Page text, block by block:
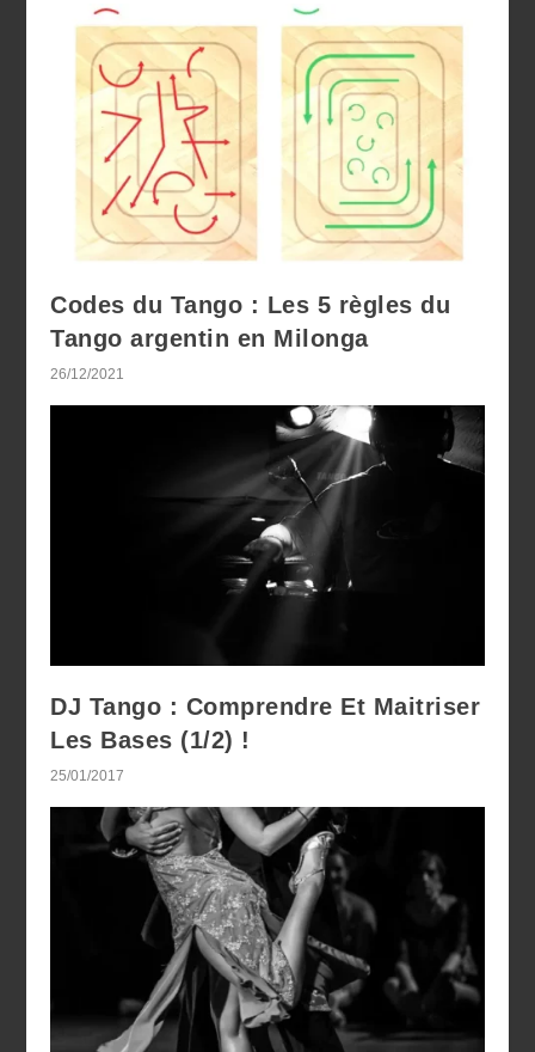
Codes du Tango : Les 5 règles du
Tango argentin en Milonga
26/12/2021
DJ Tango : Comprendre Et Maitriser
Les Bases (1/2) !
25/01/2017